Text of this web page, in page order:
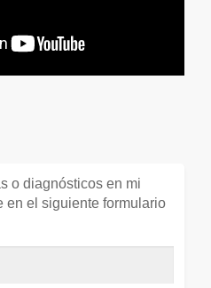
o diagnósticos en mi
en el siguiente formulario